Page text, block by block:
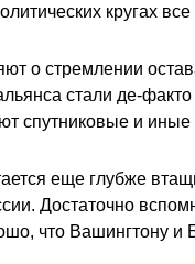
кругах
о стремлении
стали де-
спутниковые и
еще глубже
Достаточно
что Вашингтону и